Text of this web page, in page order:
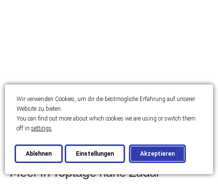
Luxuriöse Villa in erster Reihe zum
Meer in Toplage nahe Zadar
Wir verwenden Cookies, um dir die bestmögliche Erfahrung auf unserer
Website zu bieten.
You can find out more about which cookies we are using or switch them
off in settings.
Akzeptieren
Ablehnen Einstellungen